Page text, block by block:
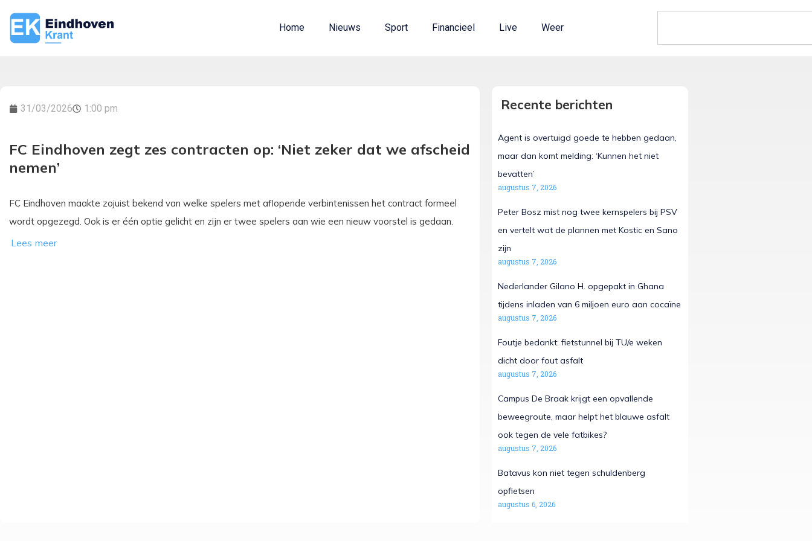
Home Nieuws Sport Financieel Live Weer
31/03/2026 1:00 pm
FC Eindhoven zegt zes contracten op: ‘Niet zeker dat we afscheid
nemen’
FC Eindhoven maakte zojuist bekend van welke spelers met aflopende verbintenissen het contract formeel
wordt opgezegd. Ook is er één optie gelicht en zijn er twee spelers aan wie een nieuw voorstel is gedaan.
Recente berichten
Agent is overtuigd goede te hebben gedaan,
maar dan komt melding: ‘Kunnen het niet
bevatten’
augustus 7, 2026
Peter Bosz mist nog twee kernspelers bij PSV
en vertelt wat de plannen met Kostic en Sano
zijn
augustus 7, 2026
Nederlander Gilano H. opgepakt in Ghana
tijdens inladen van 6 miljoen euro aan cocaïne
augustus 7, 2026
Foutje bedankt: fietstunnel bij TU/e weken
dicht door fout asfalt
augustus 7, 2026
Campus De Braak krijgt een opvallende
beweegroute, maar helpt het blauwe asfalt
ook tegen de vele fatbikes?
augustus 7, 2026
Batavus kon niet tegen schuldenberg
opfietsen
augustus 6, 2026